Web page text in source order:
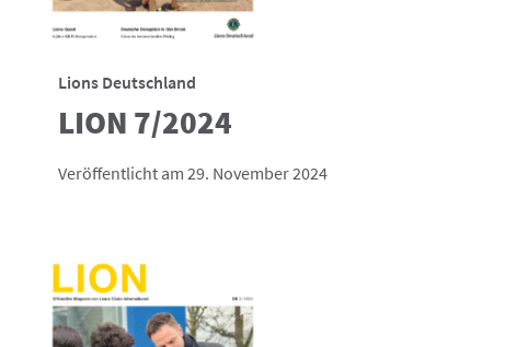
Lions Deutschland
LION 7/2024
Veröffentlicht am 29. November 2024